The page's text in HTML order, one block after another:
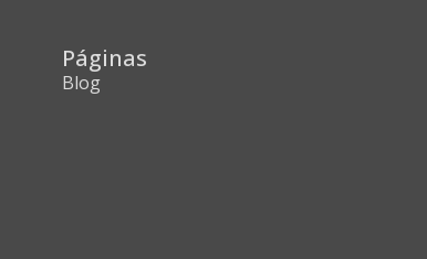
Páginas
Blog